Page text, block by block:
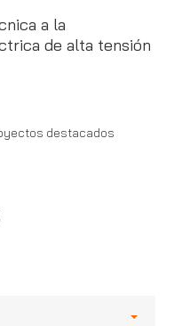
a la
de alta tensión
destacados